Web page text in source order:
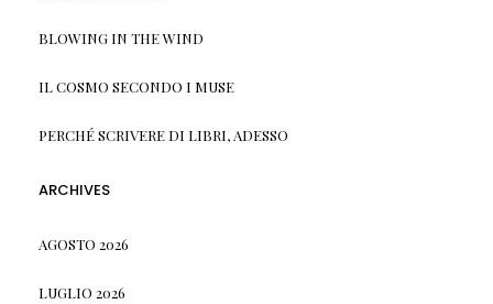
BLOWING IN THE WIND
IL COSMO SECONDO I MUSE
PERCHÉ SCRIVERE DI LIBRI, ADESSO
ARCHIVES
AGOSTO 2026
LUGLIO 2026